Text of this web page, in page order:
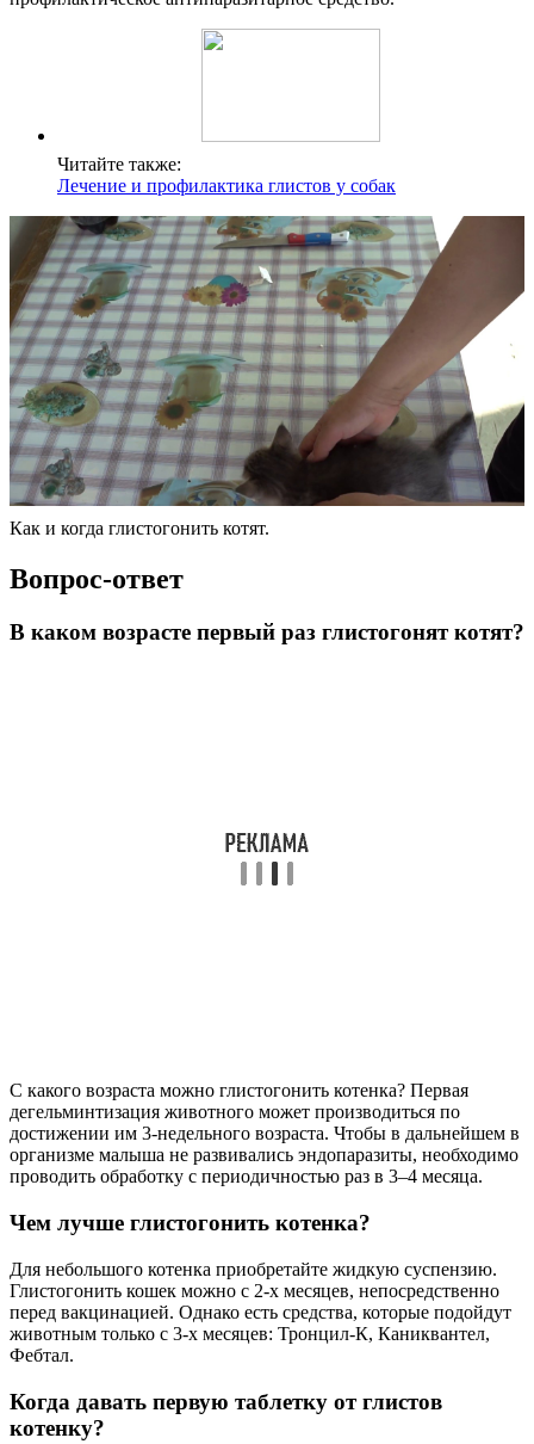
Читайте также:
Лечение и профилактика глистов у собак
Как и когда глистогонить котят.
Вопрос-ответ
В каком возрасте первый раз глистогонят котят?
С какого возраста можно глистогонить котенка? Первая
дегельминтизация животного может производиться по
достижении им 3-недельного возраста. Чтобы в дальнейшем в
организме малыша не развивались эндопаразиты, необходимо
проводить обработку с периодичностью раз в 3–4 месяца.
Чем лучше глистогонить котенка?
Для небольшого котенка приобретайте жидкую суспензию.
Глистогонить кошек можно с 2-х месяцев, непосредственно
перед вакцинацией. Однако есть средства, которые подойдут
животным только с 3-х месяцев: Тронцил-К, Каниквантел,
Фебтал.
Когда давать первую таблетку от глистов
котенку?